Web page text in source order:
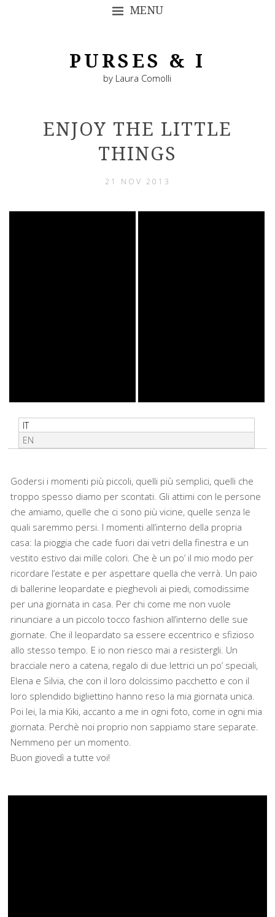
MENU
PURSES & I
by Laura Comolli
ENJOY THE LITTLE
THINGS
21 NOV 2013
IT
EN
Godersi i momenti più piccoli, quelli più semplici, quelli che
troppo spesso diamo per scontati. Gli attimi con le persone
che amiamo, quelle che ci sono più vicine, quelle senza le
quali saremmo persi. I momenti all’interno della propria
casa: la pioggia che cade fuori dai vetri della finestra e un
vestito estivo dai mille colori. Che è un po’ il mio modo per
ricordare l’estate e per aspettare quella che verrà. Un paio
di ballerine leopardate e pieghevoli ai piedi, comodissime
per una giornata in casa. Per chi come me non vuole
rinunciare a un piccolo tocco fashion all’interno delle sue
giornate. Che il leopardato sa essere eccentrico e sfizioso
allo stesso tempo. E io non riesco mai a resistergli. Un
bracciale nero a catena, regalo di due lettrici un po’ speciali,
Elena e Silvia, che con il loro dolcissimo pacchetto e con il
loro splendido bigliettino hanno reso la mia giornata unica.
Poi lei, la mia Kiki, accanto a me in ogni foto, come in ogni mia
giornata. Perchè noi proprio non sappiamo stare separate.
Nemmeno per un momento.
Buon giovedì a tutte voi!